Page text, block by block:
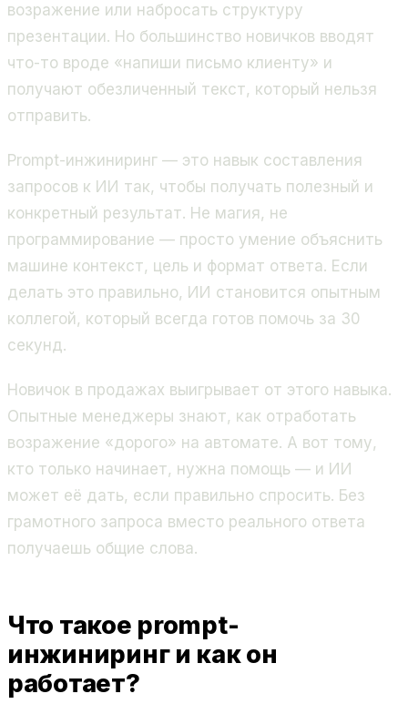
возражение или набросать структуру
презентации. Но большинство новичков вводят
что-то вроде «напиши письмо клиенту» и
получают обезличенный текст, который нельзя
отправить.
Prompt-инжиниринг — это навык составления
запросов к ИИ так, чтобы получать полезный и
конкретный результат. Не магия, не
программирование — просто умение объяснить
машине контекст, цель и формат ответа. Если
делать это правильно, ИИ становится опытным
коллегой, который всегда готов помочь за 30
секунд.
Новичок в продажах выигрывает от этого навыка.
Опытные менеджеры знают, как отработать
возражение «дорого» на автомате. А вот тому,
кто только начинает, нужна помощь — и ИИ
может её дать, если правильно спросить. Без
грамотного запроса вместо реального ответа
получаешь общие слова.
Что такое prompt-
инжиниринг и как он
работает?